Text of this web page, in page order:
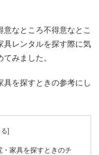
なところ不得意なとこ
具レンタルを探す際に気
みました。
具を探すときの参考にし
家具を探すときのチ